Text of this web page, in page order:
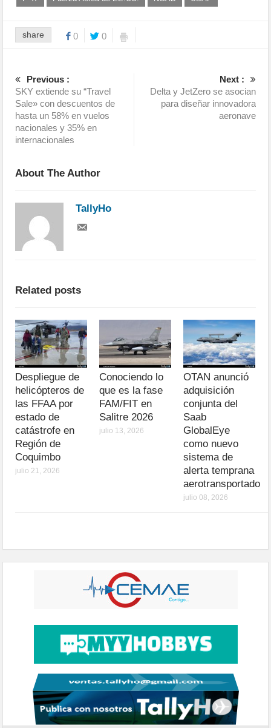
share 0 0
Previous :
SKY extiende su “Travel
Sale» con descuentos de
hasta un 58% en vuelos
nacionales y 35% en
internacionales
Next :
Delta y JetZero se asocian
para diseñar innovadora
aeronave
About The Author
TallyHo
Related posts
Despliegue de
helicópteros de
las FFAA por
estado de
catástrofe en
Región de
Coquimbo
julio 21, 2026
Conociendo lo
que es la fase
FAM/FIT en
Salitre 2026
julio 13, 2026
OTAN anunció
adquisición
conjunta del
Saab
GlobalEye
como nuevo
sistema de
alerta temprana
aerotransportado
julio 08, 2026